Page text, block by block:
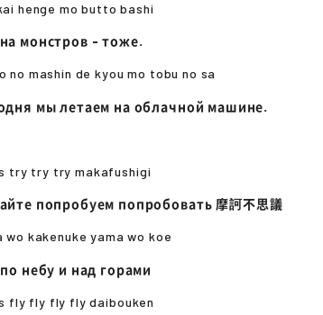
henge mo butto bashi
монстров - тоже.
no mashin de kyou mo tobu no sa
мы летаем на облачной машине.
try try try makafushigi
попробуем попробовать 摩訶不思議
wo kakenuke yama wo koe
небу и над горами
fly fly fly fly daibouken